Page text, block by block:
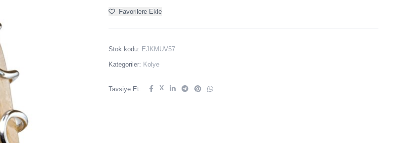
Favorilere Ekle
Stok kodu: EJKMUV57
Kategoriler: Kolye
Tavsiye Et: X